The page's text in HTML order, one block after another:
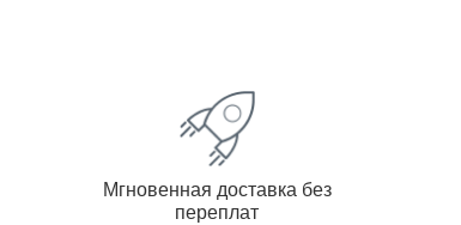
Мгновенная доставка без
переплат